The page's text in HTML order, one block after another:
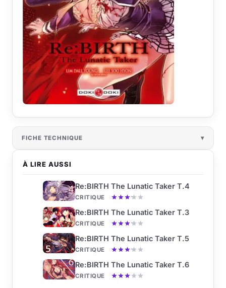
À LIRE AUSSI
Re:BIRTH The Lunatic Taker T.4
CRITIQUE
Re:BIRTH The Lunatic Taker T.3
CRITIQUE
Re:BIRTH The Lunatic Taker T.5
CRITIQUE
Re:BIRTH The Lunatic Taker T.6
CRITIQUE
FICHE TECHNIQUE